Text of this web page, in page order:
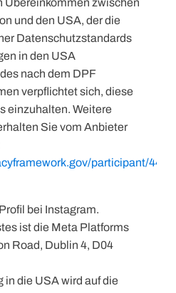
Übereinkommen zwischen
und den USA, der die
Datenschutzstandards
in den USA
nach dem DPF
verpflichtet sich, diese
einzuhalten. Weitere
Sie vom Anbieter
participant/4452
bei Instagram.
ist die Meta Platforms
Road, Dublin 4, D04
die USA wird auf die